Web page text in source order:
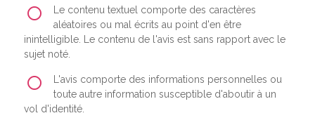
Le contenu textuel comporte des caractères
aléatoires ou mal écrits au point d'en être
inintelligible. Le contenu de l'avis est sans rapport avec le
sujet noté.
L'avis comporte des informations personnelles ou
toute autre information susceptible d'aboutir à un
vol d'identité.